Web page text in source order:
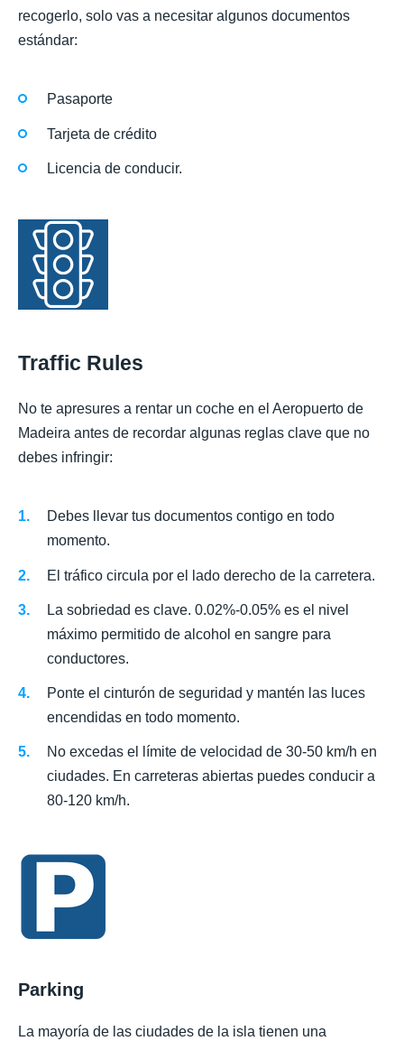
recogerlo, solo vas a necesitar algunos documentos
estándar:
Pasaporte
Tarjeta de crédito
Licencia de conducir.
Traffic Rules
No te apresures a rentar un coche en el Aeropuerto de
Madeira antes de recordar algunas reglas clave que no
debes infringir:
Debes llevar tus documentos contigo en todo
momento.
El tráfico circula por el lado derecho de la carretera.
La sobriedad es clave. 0.02%-0.05% es el nivel
máximo permitido de alcohol en sangre para
conductores.
Ponte el cinturón de seguridad y mantén las luces
encendidas en todo momento.
No excedas el límite de velocidad de 30-50 km/h en
ciudades. En carreteras abiertas puedes conducir a
80-120 km/h.
Parking
La mayoría de las ciudades de la isla tienen una